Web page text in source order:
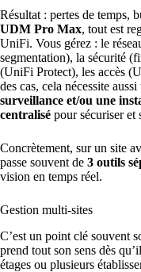
Résultat : pertes de temps,
UDM Pro Max, tout est
UniFi. Vous gérez : le
segmentation), la sécurité
(UniFi Protect), les accès
des cas, cela nécessite aussi
surveillance et/ou une
centralisé pour sécuriseret
Concrètement, sur un site
passe souvent de 3 outils
vision en temps réel.
Gestion multi-sites
C’est un point clé souvent
prend tout son sens dès
étages ou plusieurs